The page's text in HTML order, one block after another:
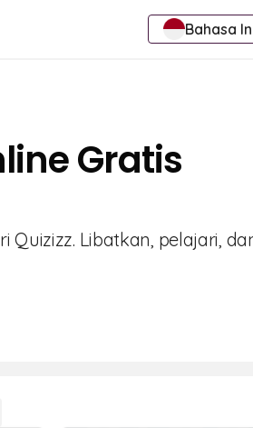
Bahasa
Gratis
Libatkan, pelajari,